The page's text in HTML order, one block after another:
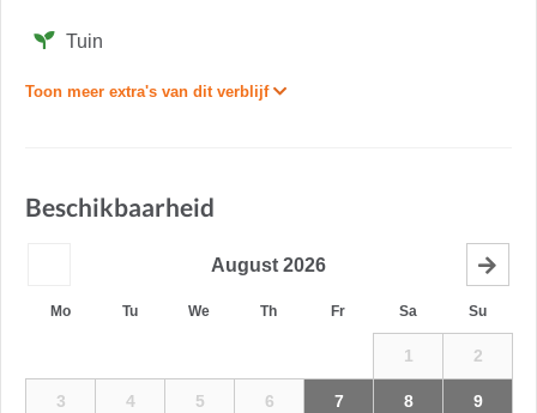
Tuin
Toon meer extra's van dit verblijf
Beschikbaarheid
August 2026
Mo Tu We Th Fr Sa Su
1 2
3 4 5 6 7 8 9